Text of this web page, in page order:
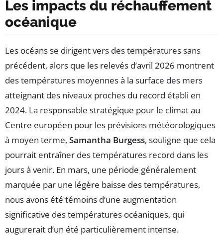
Les impacts du réchauffement
océanique
Les océans se dirigent vers des températures sans
précédent, alors que les relevés d’avril 2026 montrent
des températures moyennes à la surface des mers
atteignant des niveaux proches du record établi en
2024. La responsable stratégique pour le climat au
Centre européen pour les prévisions météorologiques
à moyen terme, Samantha Burgess, souligne que cela
pourrait entraîner des températures record dans les
jours à venir. En mars, une période généralement
marquée par une légère baisse des températures,
nous avons été témoins d’une augmentation
significative des températures océaniques, qui
augurerait d’un été particulièrement intense.